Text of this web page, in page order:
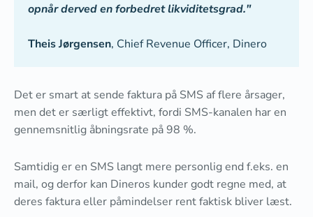
opnår derved en forbedret likviditetsgrad."
Theis Jørgensen, Chief Revenue Officer, Dinero
Det er smart at sende faktura på SMS af flere årsager,
men det er særligt effektivt, fordi SMS-kanalen har en
gennemsnitlig åbningsrate på 98 %.
Samtidig er en SMS langt mere personlig end f.eks. en
mail, og derfor kan Dineros kunder godt regne med, at
deres faktura eller påmindelser rent faktisk bliver læst.